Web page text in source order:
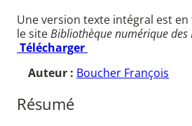
Une version texte intégral est
le siteBibliothèque numérique des
Télécharger
Auteur : Boucher François
Résumé